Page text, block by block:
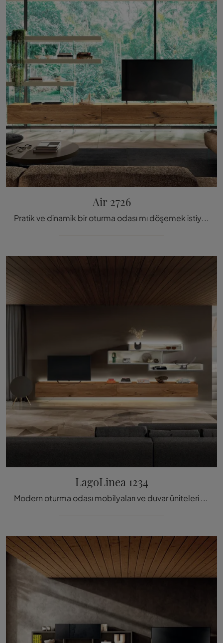
Air 2726
Pratik ve dinamik bir oturma odası mı döşemek istiyorsun? İşte size modern ve net çizgilere sahip Lago Air
LagoLinea 1234
Modern oturma odası mobilyaları ve duvar üniteleri arıyorsanız, Lago'nun LagoLinea 1234 modelini seçin: